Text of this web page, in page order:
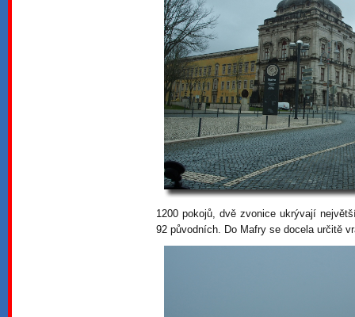
1200 pokojů, dvě zvonice ukrývají
92 původních. Do Mafry se docela určitě